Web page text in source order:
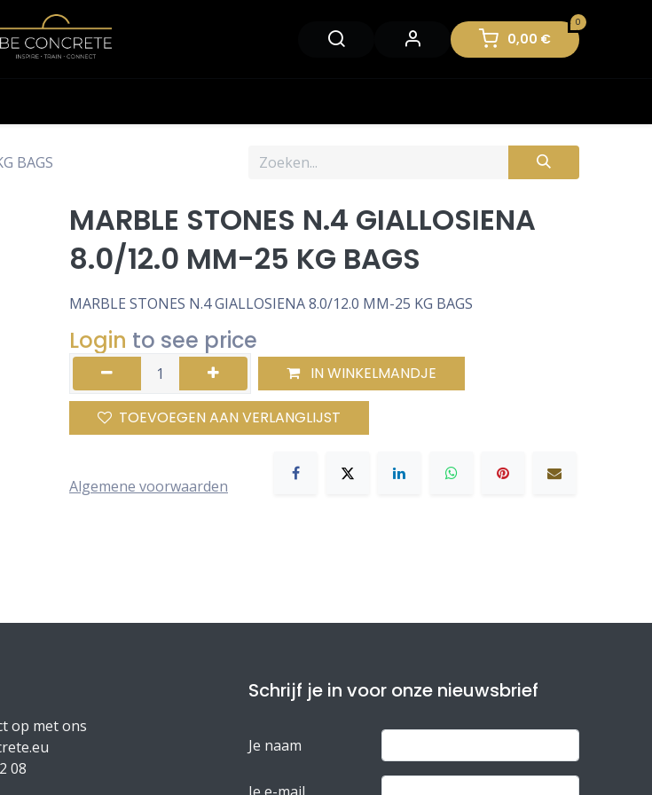
0
0,00 €
BAGS
MARBLE STONES N.4 GIALLOSIENA
8.0/12.0 MM-25 KG BAGS
MARBLE STONES N.4 GIALLOSIENA 8.0/12.0 MM-25 KG BAGS
Login to see price
IN WINKELMANDJE
TOEVOEGEN AAN VERLANGLIJST
Algemene voorwaarden
op met ons
08
Schrijf je in voor onze nieuwsbrief
Je naam